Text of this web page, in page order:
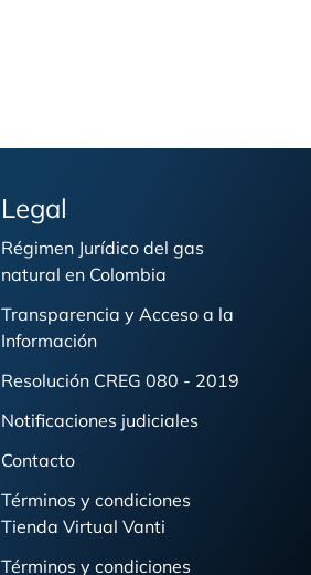
Legal
Régimen Jurídico del gas
natural en Colombia
Transparencia y Acceso a la
Información
Resolución CREG 080 - 2019
Notificaciones judiciales
Contacto
Términos y condiciones
Tienda Virtual Vanti
Términos y condiciones